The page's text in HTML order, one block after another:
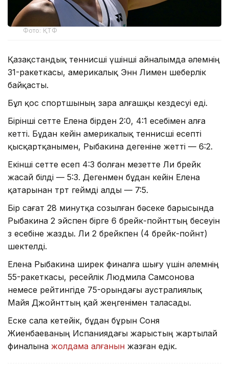
Фото: ҚТФ
Қазақстандық теннисші үшінші айналымда әлемнің
31-ракеткасы, америкалық Энн Лимен шеберлік
байқасты.
Бұл қос спортшының өзара алғашқы кездесуі еді.
Бірінші сетте Елена бірден 2:0, 4:1 есебімен алға
кетті. Бұдан кейін америкалық теннисші есепті
қысқартқанымен, Рыбакина дегеніне жетті — 6:2.
Екінші сетте есеп 4:3 болған мезетте Ли брейк
жасай білді — 5:3. Дегенмен бұдан кейін Елена
қатарынан төрт геймді алды — 7:5.
Бір сағат 28 минутқа созылған бәсеке барысында
Рыбакина 2 эйспен бірге 6 брейк-пойнттың бесеуін
өз есебіне жазды. Ли 2 брейкпен (4 брейк-пойнт)
шектелді.
Елена Рыбакина ширек финалға шығу үшін әлемнің
55-ракеткасы, ресейлік Людмила Самсонова
немесе рейтингіде 75-орындағы аустралиялық
Майя Джойнттың қай жеңгенімен таласады.
Еске сала кетейік, бұдан бұрын Соня
Жиенбаеваның Испаниядағы жарыстың жартылай
финалына жолдама алғанын жазған едік.